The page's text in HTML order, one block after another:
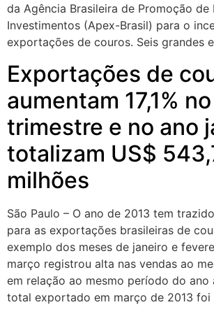
da Agência Brasileira de Promoção
Investimentos (Apex-Brasil) para o
exportações de couros. Seis grandes
Exportações de
aumentam 17,1% no
trimestre e no ano
totalizam US$
milhões
São Paulo – O ano de 2013 tem
para as exportações brasileiras de
exemplo dos meses de janeiro e
março registrou alta nas vendas ao
em relação ao mesmo período do ano
total exportado em março de 2013